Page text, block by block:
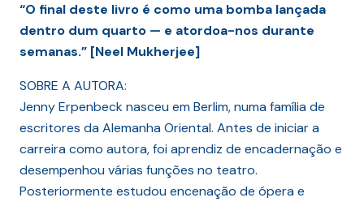
“O final deste livro é como uma bomba lançada
dentro dum quarto — e atordoa-nos durante
semanas.” [Neel Mukherjee]
SOBRE A AUTORA:
Jenny Erpenbeck nasceu em Berlim, numa família de
escritores da Alemanha Oriental. Antes de iniciar a
carreira como autora, foi aprendiz de encadernação e
desempenhou várias funções no teatro.
Posteriormente estudou encenação de ópera e